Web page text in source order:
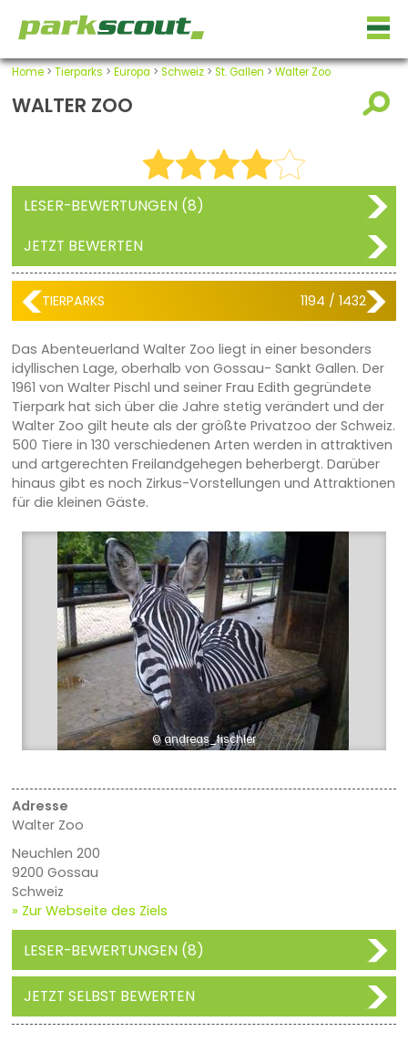
Home> Tierparks > Europa > Schweiz> St. Gallen > Walter Zoo
WALTER ZOO
LESER-BEWERTUNGEN (8)
JETZT BEWERTEN
TIERPARKS 1194 / 1432
Das Abenteuerland Walter Zoo liegt in einer besonders
idyllischen Lage, oberhalb von Gossau- Sankt Gallen. Der
1961 von Walter Pischl und seiner Frau Edith gegründete
Tierpark hat sich über die Jahre stetig verändert und der
Walter Zoo gilt heute als der größte Privatzoo der Schweiz.
500 Tiere in 130 verschiedenen Arten werden in attraktiven
und artgerechten Freilandgehegen beherbergt. Darüber
hinaus gibt es noch Zirkus-Vorstellungen und Attraktionen
für die kleinen Gäste.
© andreas_fischler
Adresse
Walter Zoo
Neuchlen 200
9200 Gossau
Schweiz
» Zur Webseite des Ziels
LESER-BEWERTUNGEN (8)
JETZT SELBST BEWERTEN